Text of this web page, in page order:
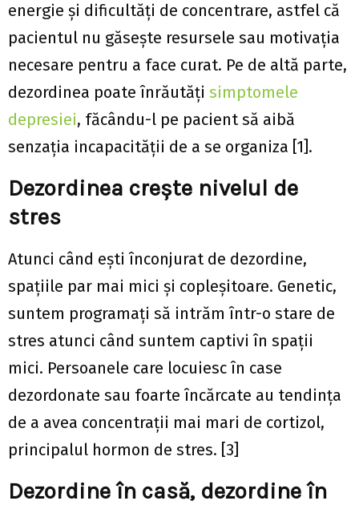
energie și dificultăți de concentrare, astfel că
pacientul nu găsește resursele sau motivația
necesare pentru a face curat. Pe de altă parte,
dezordinea poate înrăutăți simptomele
depresiei, făcându-l pe pacient să aibă
senzația incapacității de a se organiza [1].
Dezordinea crește nivelul de
stres
Atunci când ești înconjurat de dezordine,
spațiile par mai mici și copleșitoare. Genetic,
suntem programați să intrăm într-o stare de
stres atunci când suntem captivi în spații
mici. Persoanele care locuiesc în case
dezordonate sau foarte încărcate au tendința
de a avea concentrații mai mari de cortizol,
principalul hormon de stres. [3]
Dezordine în casă, dezordine în